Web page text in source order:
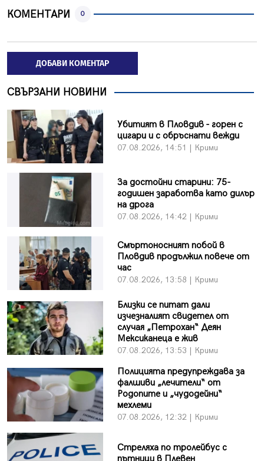
КОМЕНТАРИ 0
ДОБАВИ КОМЕНТАР
СВЪРЗАНИ НОВИНИ
Убитият в Пловдив - горен с
цигари и с обръснати вежди
07.08.2026, 14:51 | Крими
За достойни старини: 75-
годишен заработва като дилър
на дрога
07.08.2026, 14:42 | Крими
Смъртоносният побой в
Пловдив продължил повече от
час
07.08.2026, 13:58 | Крими
Близки се питат дали
изчезналият свидетел от
случая „Петрохан“ Деян
Мексиканеца е жив
07.08.2026, 13:53 | Крими
Полицията предупреждава за
фалшиви „лечители“ от
Родопите и „чудодейни“
мехлеми
07.08.2026, 12:32 | Крими
Стреляха по тролейбус с